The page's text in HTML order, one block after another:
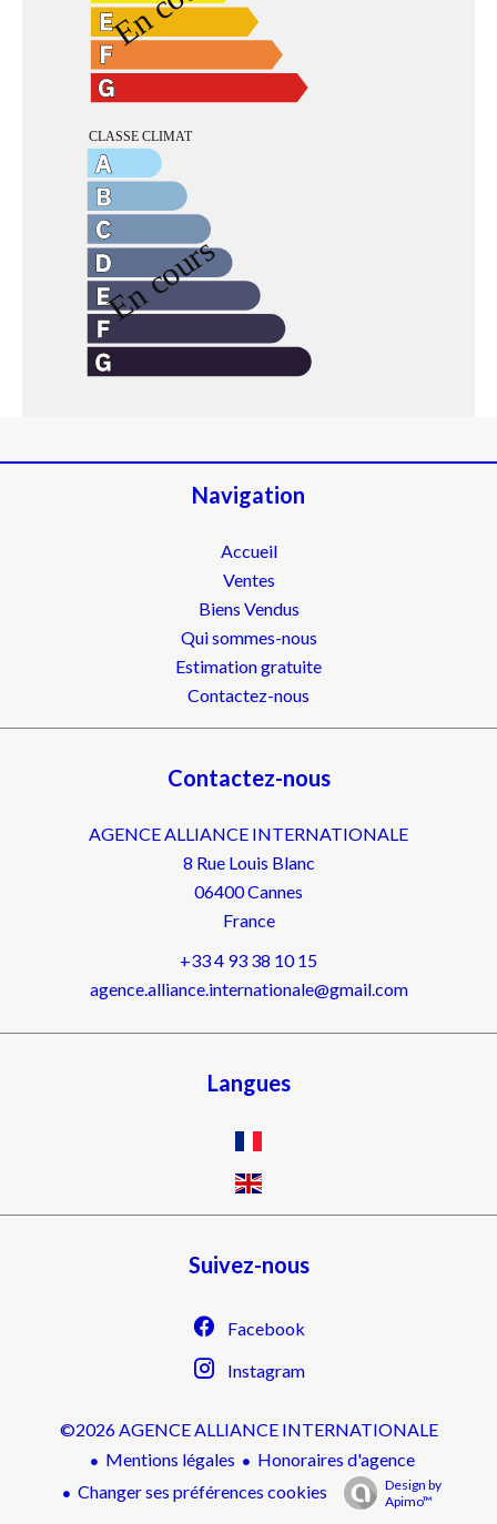
Navigation
Accueil
Ventes
Biens Vendus
Qui sommes-nous
Estimation gratuite
Contactez-nous
Contactez-nous
AGENCE ALLIANCE INTERNATIONALE
8 Rue Louis Blanc
06400Cannes
France
+33 4 93 38 10 15
agence.alliance.internationale@gmail.com
Langues
Suivez-nous
Facebook
Instagram
©2026 AGENCE ALLIANCE INTERNATIONALE
Mentions légales
Honoraires d'agence
Changer ses préférences cookies
Design by
Apimo™